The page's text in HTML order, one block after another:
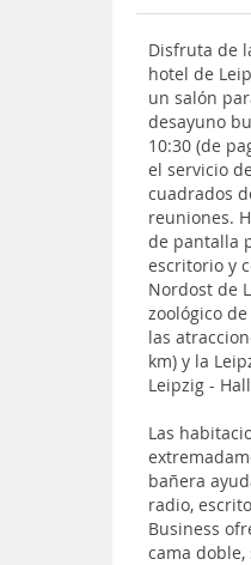
Disfruta de
hotel de
un salón
desayuno
10:30 (de
el servicio
cuadrados
reuniones.
de pantalla
escritorio y
Nordost de
zoológico
las
km) y la
Leipzig -
Las
bañera
radio,
Business
cama